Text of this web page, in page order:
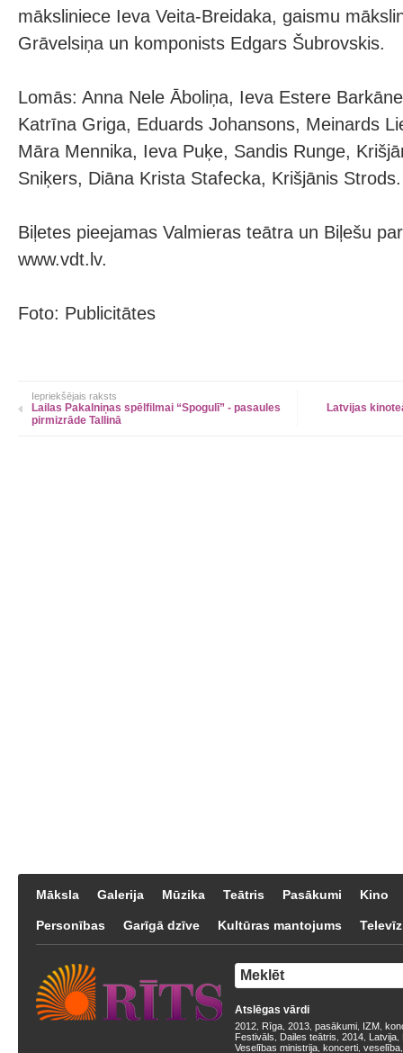
māksliniece Ieva Veita-Breidaka, gaismu
Grāvelsiņa un komponists Edgars Šubrovskis.
Lomās: Anna Nele Āboliņa, Ieva Estere
Katrīna Griga, Eduards Johansons, Meinards
Māra Mennika, Ieva Puķe, Sandis Runge,
Sniķers, Diāna Krista Stafecka, Krišjānis Strods.
Biļetes pieejamas Valmieras teātra un Biļešu
www.vdt.lv.
Foto: Publicitātes
Iepriekšējais raksts
Lailas Pakalniņas spēlfilmai “Spogulī” - pasaules
pirmizrāde Tallinā
Latvijas
Māksla Galerija Mūzika Teātris Pasākumi Kino
Personības Garīgā dzīve Kultūras mantojums
Atslēgas vārdi
2012 Rīga 2013 pasākumi IZM
Festivāls
Dailes teātris 2014 Latvija
Veselības ministrija koncerti veselība